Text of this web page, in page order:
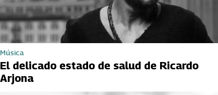
Música
El delicado estado de salud de Ricardo
Arjona